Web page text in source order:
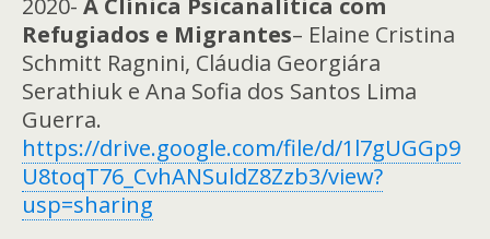
2020- A Clínica Psicanalítica com
Refugiados e Migrantes– Elaine Cristina
Schmitt Ragnini, Cláudia Georgiára
Serathiuk e Ana Sofia dos Santos Lima
Guerra.
https://drive.google.com/file/d/1l7gUGGp9
U8toqT76_CvhANSuldZ8Zzb3/view?
usp=sharing